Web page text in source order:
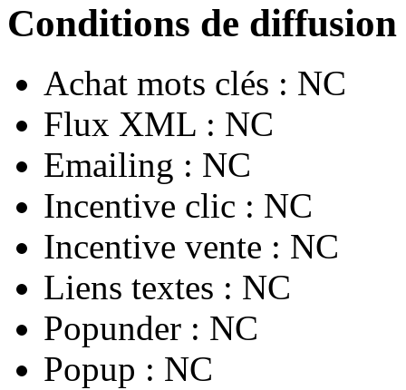
Conditions de diffusion
Achat mots clés : NC
Flux XML : NC
Emailing : NC
Incentive clic : NC
Incentive vente : NC
Liens textes : NC
Popunder : NC
Popup : NC